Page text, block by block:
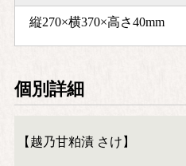
縦270×横370×高さ40mm
個別詳細
【越乃甘粕漬 さけ】